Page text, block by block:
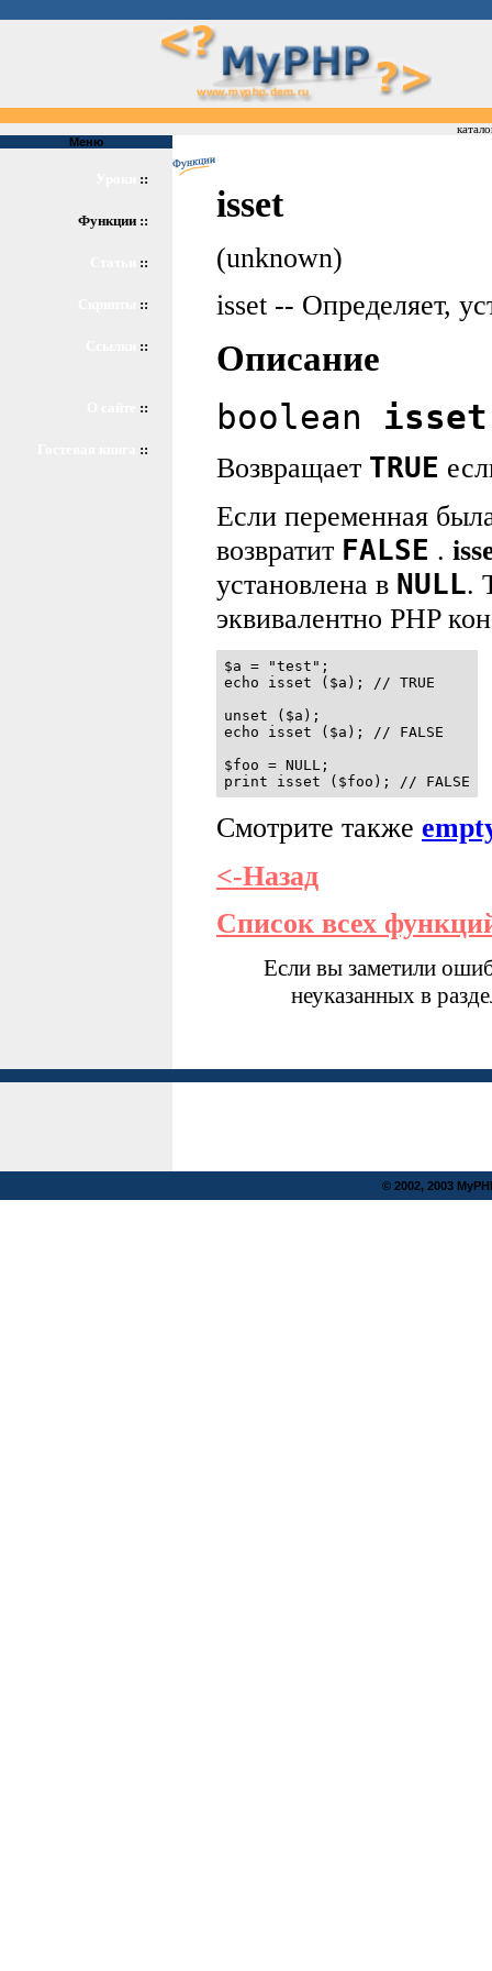
Меню
::
Функции ::
::
::
::
::
::
isset
(unknown)
isset -- Определяет,
Описание
boolean isset
Возвращает TRUE
Если переменная
возвратит FALSE .
установлена в NULL.
эквивалентно PHP
$a = "test";
echo isset ($a); // TRUE
unset ($a);
echo isset ($a); // FALSE
$foo = NULL;
print isset ($foo); // FALSE
Смотрите также
<-Назад
Список всех
Если вы заметили
неуказанных в
© 2002, 2003